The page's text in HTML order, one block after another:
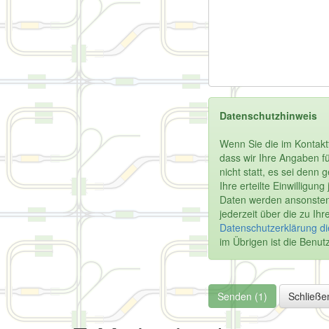
Datenschutzhinweis
Wenn Sie die im
dass wir Ihre Angaben
nicht statt, es sei denn
Ihre erteilte
Daten werden
jederzeit über die zu
Datenschutzerklärung
im Übrigen ist die
Senden (1)